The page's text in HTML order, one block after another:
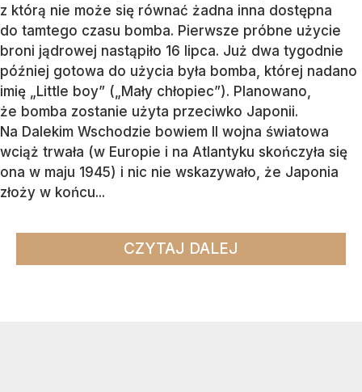
z którą nie może się równać żadna inna dostępna
do tamtego czasu bomba. Pierwsze próbne użycie
broni jądrowej nastąpiło 16 lipca. Już dwa tygodnie
później gotowa do użycia była bomba, której nadano
imię „Little boy” („Mały chłopiec”). Planowano,
że bomba zostanie użyta przeciwko Japonii.
Na Dalekim Wschodzie bowiem II wojna światowa
wciąż trwała (w Europie i na Atlantyku skończyła się
ona w maju 1945) i nic nie wskazywało, że Japonia
złoży w końcu...
CZYTAJ DALEJ